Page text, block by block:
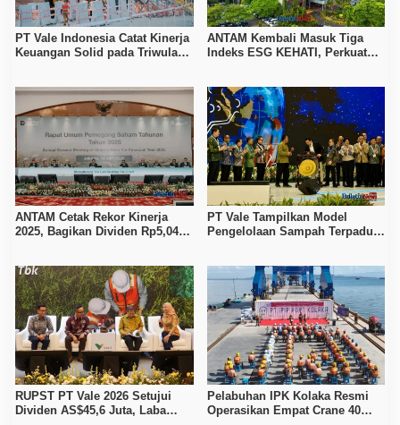
PT Vale Indonesia Catat Kinerja
Keuangan Solid pada Triwulan
ANTAM Kembali Masuk Tiga
Indeks ESG KEHATI, Perkuat
ANTAM Cetak Rekor Kinerja
2025, Bagikan Dividen Rp5,04
PT Vale Tampilkan Model
Pengelolaan Sampah Terpadu
RUPST PT Vale 2026 Setujui
Dividen AS$45,6 Juta, Laba
Pelabuhan IPK Kolaka Resmi
Operasikan Empat Crane 40